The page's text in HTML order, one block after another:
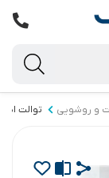
و روشویی توالت